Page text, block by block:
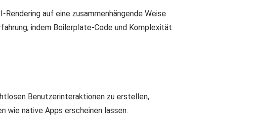
auf eine zusammenhängende Weise
indem Boilerplate-Code und Komplexität
Benutzerinteraktionen zu erstellen,
wie native Apps erscheinen lassen.